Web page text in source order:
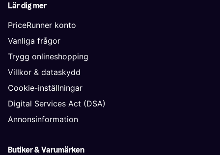
Lär dig mer
PriceRunner konto
Vanliga frågor
Trygg onlineshopping
Villkor & dataskydd
Cookie-inställningar
Digital Services Act (DSA)
Annonsinformation
Butiker & Varumärken